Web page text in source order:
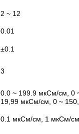
2 ~ 12
0.01
±0.1
3
0.0 ~ 199.9 мкСм/см, 0
19,99 мкСм/см, 0 ~
0.1 мкСм/см, 1 мкСм/